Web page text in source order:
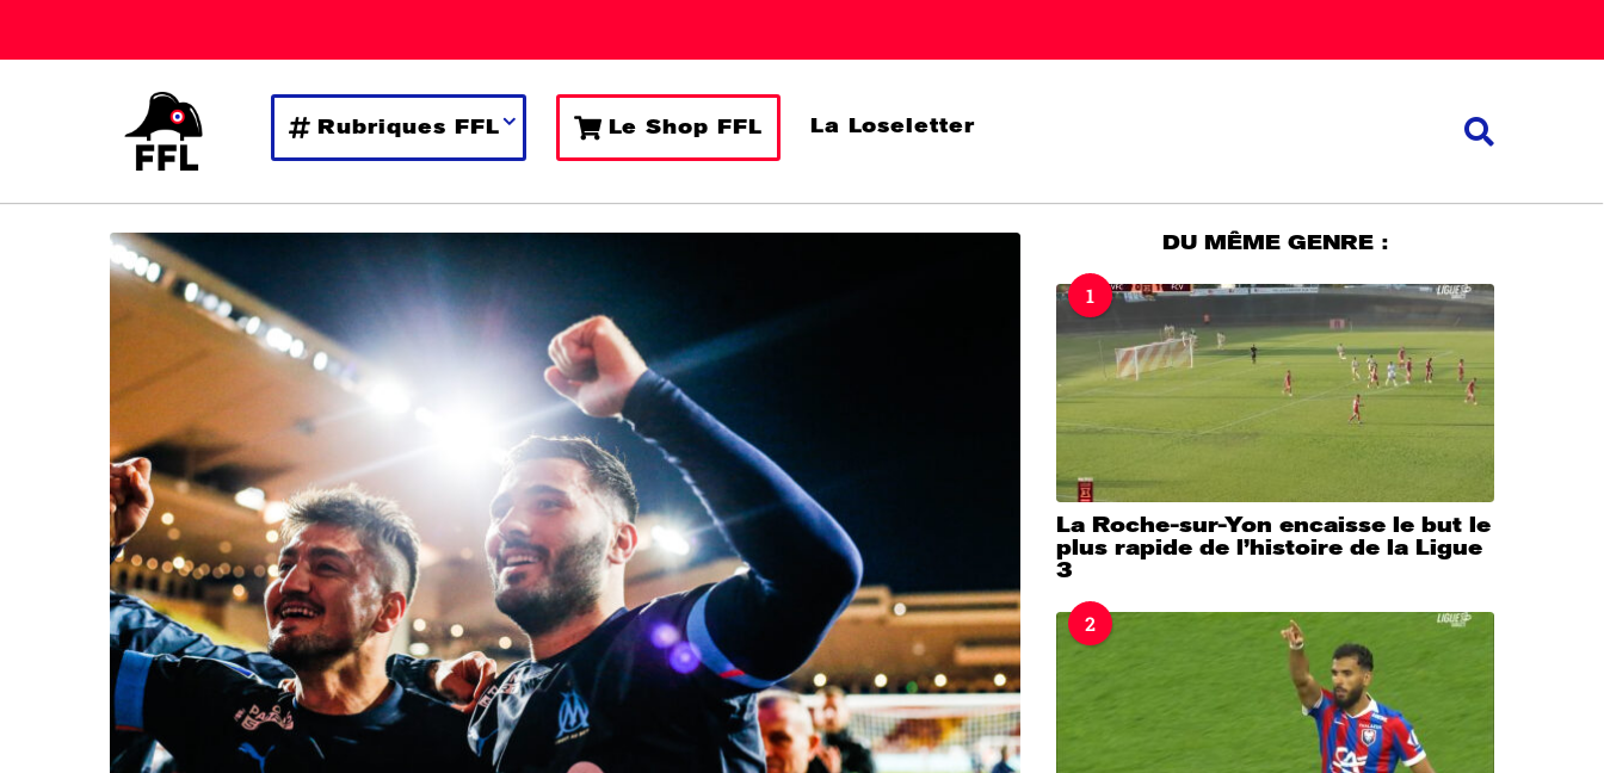
Rubriques FFL Le Shop FFL La Loseletter
DU MÊME GENRE :
1
La Roche-sur-Yon encaisse le but le
plus rapide de l’histoire de la Ligue
3
2